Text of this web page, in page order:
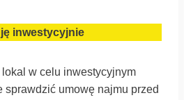
inwestycyjnie
w celu inwestycyjnym
sprawdzić umowę najmu przed